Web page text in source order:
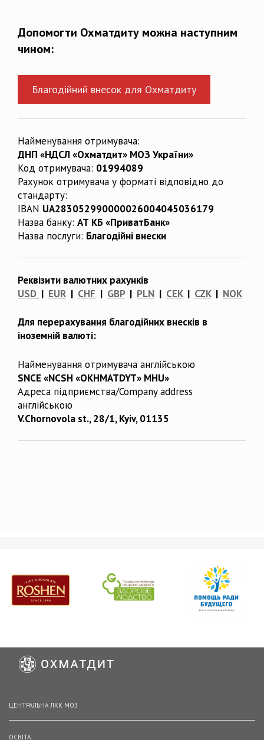
Допомогти Охматдиту можна наступним
чином:
Благодійний внесок для Охматдиту
Найменування отримувача:
ДНП «НДСЛ «Охматдит» МОЗ України»
Код отримувача: 01994089
Рахунок отримувача у форматі відповідно до
стандарту:
IBAN UA283052990000026004045036179
Назва банку: АТ КБ «ПриватБанк»
Назва послуги: Благодійні внески
Реквізити валютних рахунків
USD | EUR | CHF | GBP| PLN | CEK| CZK| NOK
Для перерахування благодійних внесків в
іноземній валюті:
Найменування отримувача англійською
SNCE «NCSH «OKHMATDYT» MHU»
Адреса підприємства/Company address
англійською
V.Chornovola st., 28/1, Kyiv, 01135
ЦЕНТРАЛЬНА ЛКК МОЗ
ОСВІТА